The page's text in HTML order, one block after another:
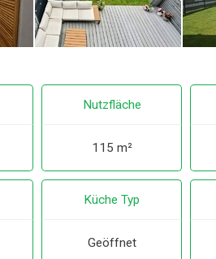
Nutzfläche
115 m²
Küche Typ
Geöffnet